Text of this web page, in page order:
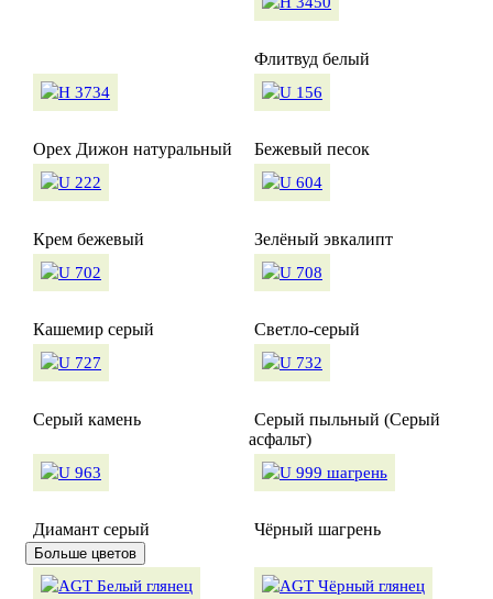
Флитвуд белый
Орех Дижон натуральный Бежевый песок
Крем бежевый Зелёный эвкалипт
Кашемир серый Светло-серый
Серый камень
Серый пыльный (Серый
асфальт)
Диамант серый Чёрный шагрень
Больше цветов